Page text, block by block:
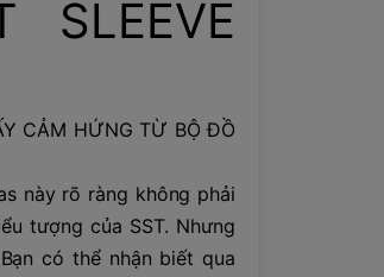
SLEEVE
CẢM HỨNG TỪ BỘ ĐỒ
này rõ ràng không phải
tượng của SST. Nhưng
có thể nhận biết qua